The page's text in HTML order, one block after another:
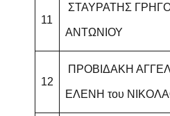
11
ΣΤΑΥΡΑΤΗΣ
ΑΝΤΩΝΙΟΥ
12
ΠΡΟΒΙΔΑΚΗ
ΕΛΕΝΗ του